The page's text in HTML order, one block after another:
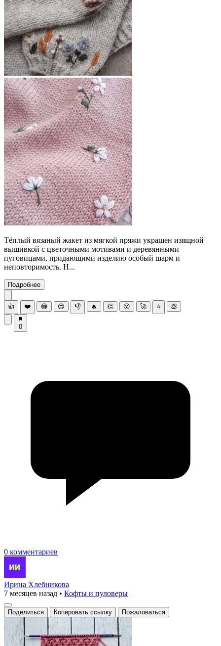
Тёплый вязаный жакет из мягкой пряжи украшен изящной
вышивкой с цветочными мотивами и деревянными
пуговицами, придающими изделию особый шарм и
неповторимость. Н...
Подробнее
👍 ❤️ 😂 😍 👎 🔥 👏 😮 🚀 ⭐ 💩
0
0 комментариев
Ирина Хлебникова
7 месяцев назад • Кофты и пуловеры
Поделиться Копировать ссылку Пожаловаться